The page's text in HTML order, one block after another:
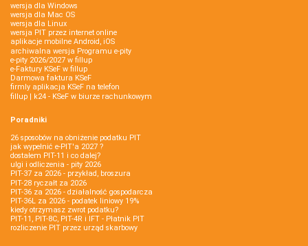
wersja dla Windows
wersja dla Mac OS
wersja dla Linux
wersja PIT przez internet online
aplikacje mobilne Android, iOS
archiwalna wersja Programu e-pity
e-pity 2026/2027 w fillup
e‑Faktury KSeF w fillup
Darmowa faktura KSeF
firmly aplikacja KSeF na telefon
fillup | k24 - KSeF w biurze rachunkowym
Poradniki
26 sposobów na obniżenie podatku PIT
jak wypełnić e-PIT'a 2027 ?
dostałem PIT-11 i co dalej?
ulgi i odliczenia - pity 2026
PIT-37 za 2026 - przykład, broszura
PIT-28 ryczałt za 2026
PIT-36 za 2026 - działalność gospodarcza
PIT-36L za 2026 - podatek liniowy 19%
kiedy otrzymasz zwrot podatku?
PIT-11, PIT-8C, PIT-4R i IFT - Płatnik PIT
rozliczenie PIT przez urząd skarbowy